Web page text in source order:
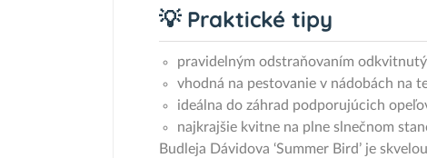
💡 Praktické tipy
pravidelným odstraňovaním
vhodná na pestovanie v nádobách na
ideálna do záhrad podporujúcich
najkrajšie kvitne na plne slnečnom
Budleja Dávidova ‘Summer Bird’ je